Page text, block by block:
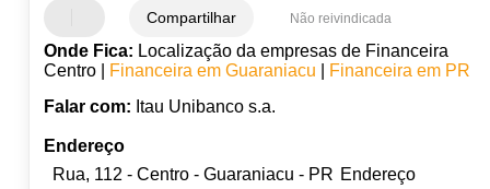
Compartilhar Não reivindicada
Onde Fica: Localização da empresas de Financeira
Centro |
Financeira em Guaraniacu
Financeira em PR
Falar com: Itau Unibanco s.a.
Endereço
Rua, 112 - Centro - Guaraniacu - PR Endereço